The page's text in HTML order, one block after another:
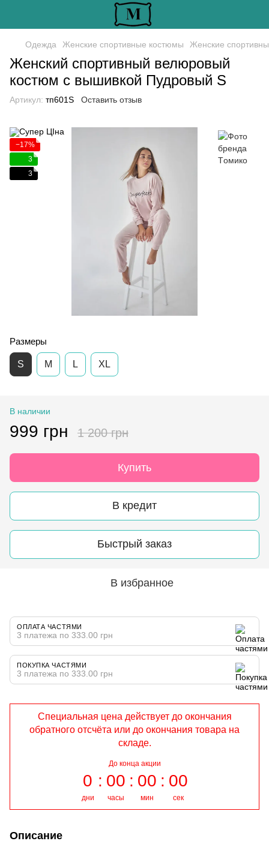
Одежда Женские спортивные костюмы Женские
Женский спортивный велюровый
костюм с вышивкой Пудровый S
Артикул: тп601S Оставить отзыв
−17%
3
3
Размеры
S M L XL
В наличии
999 грн 1 200 грн
Купить
В кредит
Быстрый заказ
В избранное
ОПЛАТА ЧАСТЯМИ
3 платежа по 333.00 грн
ПОКУПКА ЧАСТЯМИ
3 платежа по 333.00 грн
Специальная цена действует до окончания
обратного отсчёта или до окончания товара на
складе.
До конца акции
0
дни
00
часы
00
мин
00
сек
Описание